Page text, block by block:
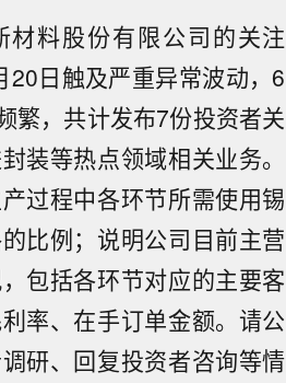
料股份有限公司的关注
日触及严重异常波动，6
繁，共计发布7份投资者关
装等热点领域相关业务。
过程中各环节所需使用锡
比例；说明公司目前主营
包括各环节对应的主要客
率、在手订单金额。请公
研、回复投资者咨询等情